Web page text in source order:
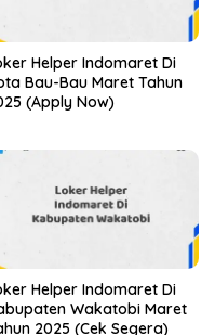
Helper Indomaret Di
Bau-Bau Maret Tahun
(Apply Now)
Helper Indomaret Di
Wakatobi Maret
2025 (Cek Segera)